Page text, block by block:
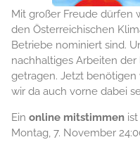
Mit großer Freude dürfen
den Österreichischen
Betriebe nominiert sind.
nachhaltiges Arbeiten
getragen. Jetzt benötigen
wir da auch vorne dabei
Ein online mitstimmen
Montag, 7. November